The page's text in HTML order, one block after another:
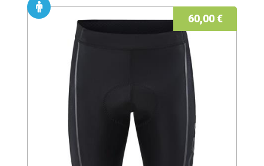
60,00 €